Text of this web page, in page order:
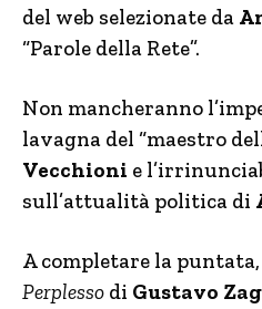
del web selezionate da
“Parole della Rete”.
Non mancheranno
lavagna del “maestro
Vecchioni e
sull’attualità politica di
A completare la
Perplesso di Gustavo